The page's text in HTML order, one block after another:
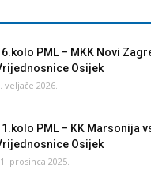
PML – MKK Novi
Osijek
veljače 2026.
PML – KK Marsonija
Osijek
prosinca 2025.